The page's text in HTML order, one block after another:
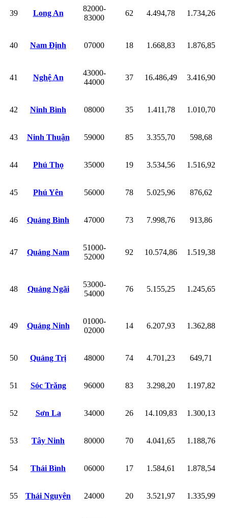
39 Long An
82000-
83000
62 4.494,78 1.734,26
40 Nam Định 07000 18 1.668,83 1.876,85
41 Nghệ An
43000-
44000
37 16.486,49 3.416,90
42 Ninh Bình 08000 35 1.411,78 1.010,70
43 Ninh Thuận 59000 85 3.355,70 598,68
44 Phú Thọ 35000 19 3.534,56 1.516,92
45 Phú Yên 56000 78 5.025,96 876,62
46 Quảng Bình 47000 73 7.998,76 913,86
47 Quảng Nam
51000-
52000
92 10.574,86 1.519,38
48 Quảng Ngãi
53000-
54000
76 5.155,25 1.245,65
49 Quảng Ninh
01000-
02000
14 6.207,93 1.362,88
50 Quảng Trị 48000 74 4.701,23 649,71
51 Sóc Trăng 96000 83 3.298,20 1.197,82
52 Sơn La 34000 26 14.109,83 1.300,13
53 Tây Ninh 80000 70 4.041,65 1.188,76
54 Thái Bình 06000 17 1.584,61 1.878,54
55 Thái Nguyên 24000 20 3.521,97 1.335,99